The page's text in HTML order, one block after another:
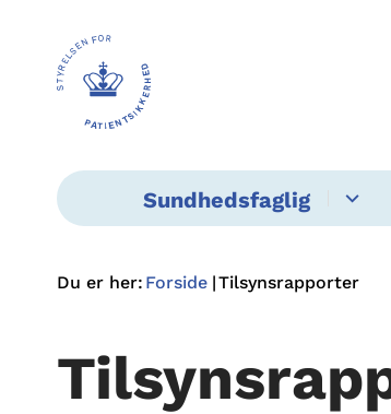
Sundhedsfaglig
Du er her: Forside Tilsynsrapporter